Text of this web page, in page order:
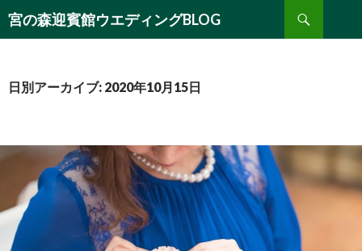
宮の森迎賓館ウエディングBLOG
検
索
ン
動
日別アーカイブ: 2020年10月15日